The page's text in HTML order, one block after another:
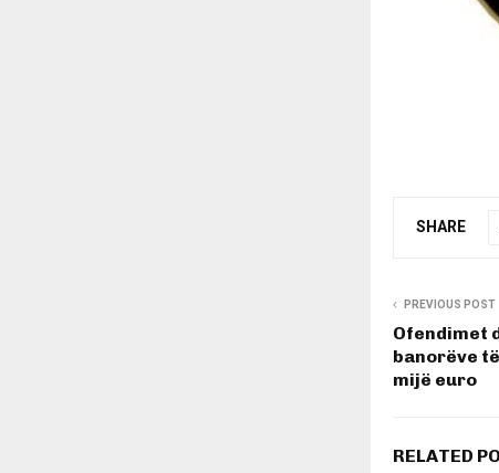
SHARE
PREVIOUS POST
Ofendimet
banorëve
mijë euro
RELATED